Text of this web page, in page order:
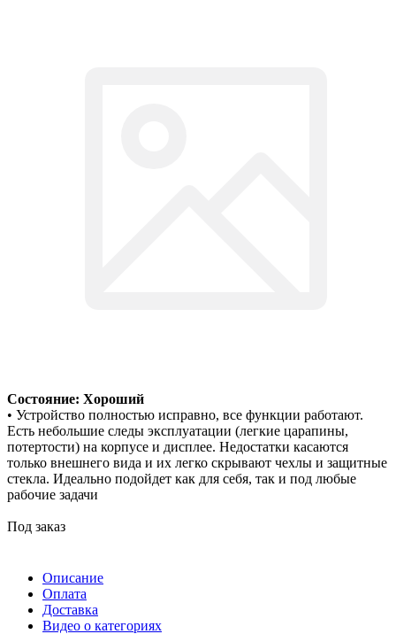
Состояние: Хороший
• Устройство полностью исправно, все функции работают.
Есть небольшие следы эксплуатации (легкие царапины,
потертости) на корпусе и дисплее. Недостатки касаются
только внешнего вида и их легко скрывают чехлы и защитные
стекла. Идеально подойдет как для себя, так и под любые
рабочие задачи
Под заказ
Описание
Оплата
Доставка
Видео о категориях